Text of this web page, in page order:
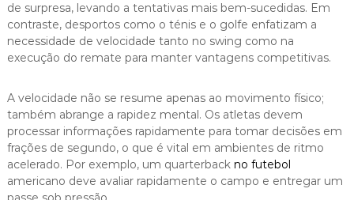
de surpresa, levando a tentativas mais bem-sucedidas. Em
contraste, desportos como o ténis e o golfe enfatizam a
necessidade de velocidade tanto no swing como na
execução do remate para manter vantagens competitivas.
A velocidade não se resume apenas ao movimento físico;
também abrange a rapidez mental. Os atletas devem
processar informações rapidamente para tomar decisões em
frações de segundo, o que é vital em ambientes de ritmo
acelerado. Por exemplo, um quarterback no futebol
americano deve avaliar rapidamente o campo e entregar um